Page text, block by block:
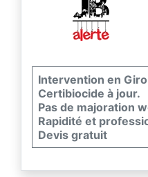
Intervention en
Certibiocide à jour.
Pas de majoration
Rapidité et
Devis gratuit